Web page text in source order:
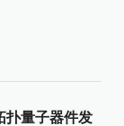
扑量子器件发